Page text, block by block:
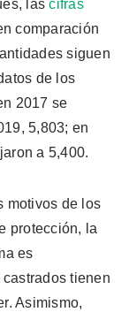
lascifras
comparación
siguen
de los
2017 se
5,803; en
a 5,400.
motivos de los
protección, la
es
tienen
Asimismo,